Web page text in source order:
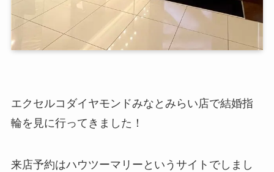
エクセルコダイヤモンドみなとみらい店で結婚指
輪を見に行ってきました！
来店予約はハウツーマリーというサイトでしまし